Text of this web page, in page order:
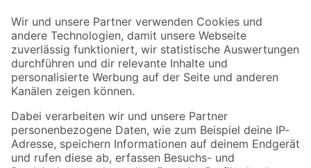
Der toom Newsletter: Keine Angebote und Aktionen mehr verpassen!
Zur Newsletter Anmeldung
Folge uns
Zahlungsarten Versandarten